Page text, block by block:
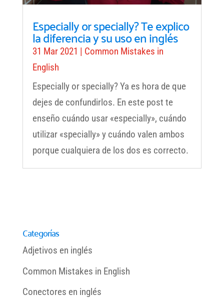
Especially or specially? Te explico
la diferencia y su uso en inglés
31 Mar 2021 | Common Mistakes in
English
Especially or specially? Ya es hora de que
dejes de confundirlos. En este post te
enseño cuándo usar «especially», cuándo
utilizar «specially» y cuándo valen ambos
porque cualquiera de los dos es correcto.
Categorías
Adjetivos en inglés
Common Mistakes in English
Conectores en inglés